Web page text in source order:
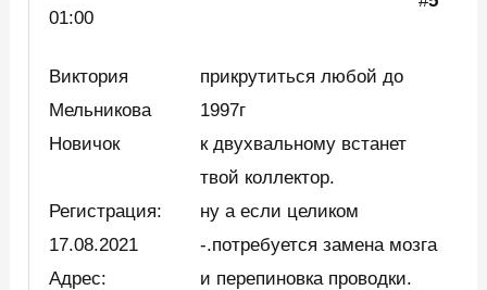
01:00
Виктория
Мельникова
Новичок
Регистрация:
17.08.2021
Адрес:
прикрутиться любой до
1997г
к двухвальному встанет
твой коллектор.
ну а если целиком
-.потребуется замена мозга
и перепиновка проводки.